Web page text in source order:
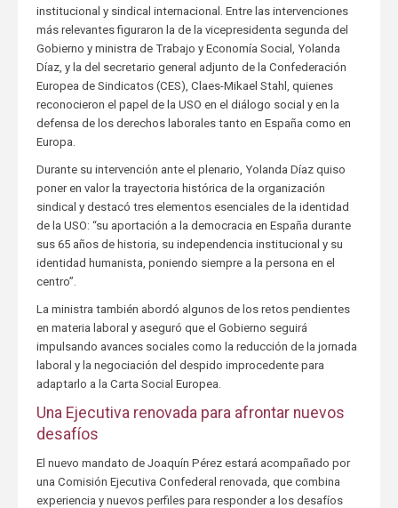
institucional y sindical internacional. Entre las intervenciones
más relevantes figuraron la de la vicepresidenta segunda del
Gobierno y ministra de Trabajo y Economía Social, Yolanda
Díaz, y la del secretario general adjunto de la Confederación
Europea de Sindicatos (CES), Claes-Mikael Stahl, quienes
reconocieron el papel de la USO en el diálogo social y en la
defensa de los derechos laborales tanto en España como en
Europa.
Durante su intervención ante el plenario, Yolanda Díaz quiso
poner en valor la trayectoria histórica de la organización
sindical y destacó tres elementos esenciales de la identidad
de la USO: “su aportación a la democracia en España durante
sus 65 años de historia, su independencia institucional y su
identidad humanista, poniendo siempre a la persona en el
centro”.
La ministra también abordó algunos de los retos pendientes
en materia laboral y aseguró que el Gobierno seguirá
impulsando avances sociales como la reducción de la jornada
laboral y la negociación del despido improcedente para
adaptarlo a la Carta Social Europea.
Una Ejecutiva renovada para afrontar nuevos
desafíos
El nuevo mandato de Joaquín Pérez estará acompañado por
una Comisión Ejecutiva Confederal renovada, que combina
experiencia y nuevos perfiles para responder a los desafíos